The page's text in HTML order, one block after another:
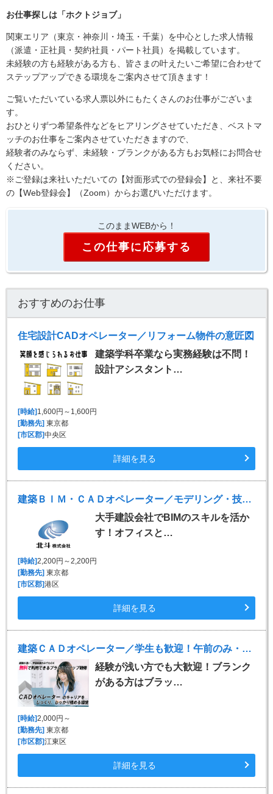
お仕事探しは「ホクトジョブ」
関東エリア（東京・神奈川・埼玉・千葉）を中心とした求人情報
（派遣・正社員・契約社員・パート社員）を掲載しています。
未経験の方も経験がある方も、皆さまの叶えたいご希望に合わせて
ステップアップできる環境をご案内させて頂きます！
ご覧いただいている求人票以外にもたくさんのお仕事がございま
す。
おひとりずつ希望条件などをヒアリングさせていただき、ベストマ
ッチのお仕事をご案内させていただきますので、
経験者のみならず、未経験・ブランクがある方もお気軽にお問合せ
ください。
※ご登録は来社いただいての【対面形式での登録会】と、来社不要
の【Web登録会】（Zoom）からお選びいただけます。
このままWEBから！
この仕事に応募する
おすすめのお仕事
住宅設計CADオペレーター／リフォーム物件の意匠図
建築学科卒業なら実務経験は不問！
設計アシスタント…
[時給]1,600円～1,600円
[勤務先]東京都
[市区郡]中央区
詳細を見る
建築ＢＩＭ・ＣＡＤオペレーター／モデリング・技術検証・教育支援など
大手建設会社でBIMのスキルを活か
す！オフィスと…
[時給]2,200円～2,200円
[勤務先] 東京都
[市区郡]港区
詳細を見る
建築ＣＡＤオペレーター／学生も歓迎！午前のみ・午後のみOK
経験が浅い方でも大歓迎！ブランク
がある方はブラッ…
[時給]2,000円～
[勤務先] 東京都
[市区郡]江東区
詳細を見る